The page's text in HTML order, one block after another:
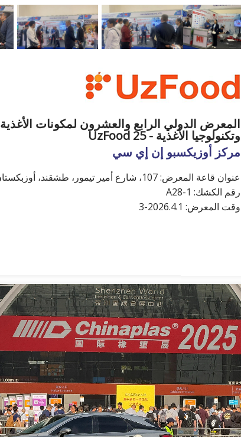
المعرض الدولي الرابع والعشرون لمكونات الأغذية
وتكنولوجيا الأغذية - UzFood 25
مركز أوزيكسبو إن إي سي
عنوان قاعة المعرض: 107، شارع أمير تيمور، طشقند، أوزبكستان
رقم الكشك: 1-A28
وقت المعرض: 2026.4.1-3